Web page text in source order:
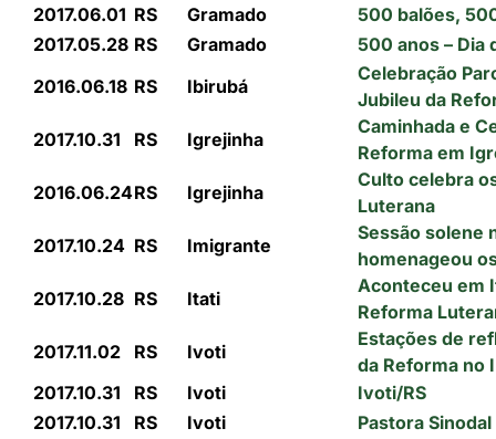
2017.06.01 RS Gramado
500 balões,
2017.05.28 RS Gramado
500 anos – Dia
2016.06.18 RS Ibirubá
Celebração
Jubileu da
2017.10.31
RS Igrejinha
Caminhada e
Reforma em
2016.06.24RS Igrejinha
Culto celebra
Luterana
2017.10.24 RS Imigrante
Sessão solene
homenageou
2017.10.28 RS Itati
Aconteceu em
Reforma
2017.11.02
RS Ivoti
Estações de
da Reforma no
2017.10.31
RS Ivoti
Ivoti/RS
2017.10.31
RS Ivoti
Pastora